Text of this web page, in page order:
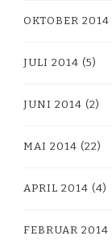
OKTOBER 2014
JULI 2014 (5)
JUNI 2014 (2)
MAI 2014 (22)
APRIL 2014 (4)
FEBRUAR 2014